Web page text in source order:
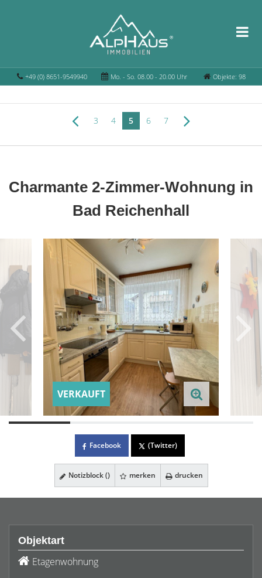
+49 (0) 8651-9549940 Mo. - So. 08.00 - 20.00 Uhr Objekte: 98
3 4 5 6 7
Charmante 2-Zimmer-Wohnung in
Bad Reichenhall
VERKAUFT
Facebook (Twitter)
Notizblock () merken drucken
Objektart
Etagenwohnung